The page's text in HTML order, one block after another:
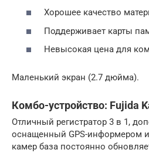
Хорошее качество
Поддерживает карты
Невысокая цена для
Маленький экран (2.7 дюйма).
Комбо-устройство: Fujida
Отличный регистратор 3 в 1,
оснащенный GPS-информером и
камер база постоянно